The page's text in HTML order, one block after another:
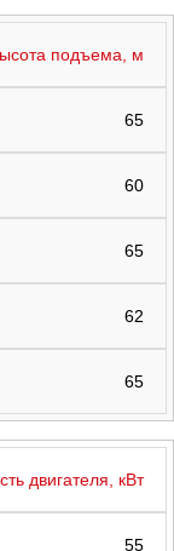
подъема, м
65
60
65
62
65
двигателя, кВт
55